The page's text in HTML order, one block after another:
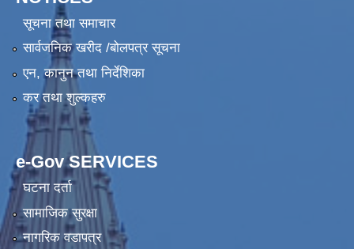
सूचना तथा समाचार
सार्वजनिक खरीद /बोलपत्र सूचना
एन, कानुन तथा निर्देशिका
कर तथा शुल्कहरु
e-Gov SERVICES
घटना दर्ता
सामाजिक सुरक्षा
नागरिक वडापत्र